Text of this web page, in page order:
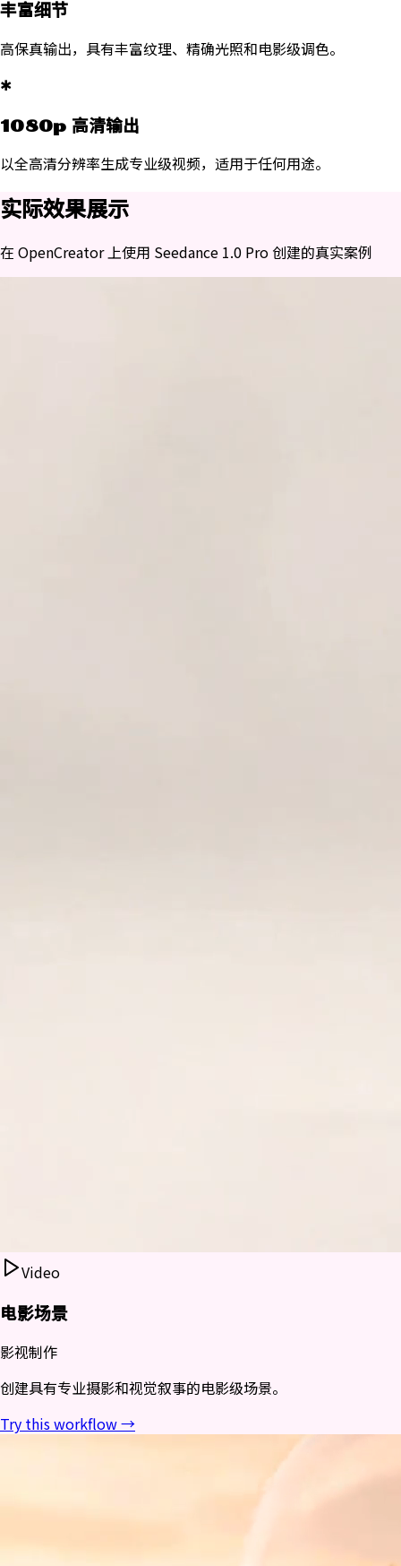
丰富细节
高保真输出，具有丰富纹理、精确光照和电影级调色。
✱
1080p 高清输出
以全高清分辨率生成专业级视频，适用于任何用途。
实际效果展示
在 OpenCreator 上使用 Seedance 1.0 Pro 创建的真实案例
Video
电影场景
影视制作
创建具有专业摄影和视觉叙事的电影级场景。
Try this workflow →